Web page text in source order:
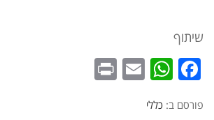
שיתוף
Facebook
WhatsApp
Email
פורסם ב: כללי